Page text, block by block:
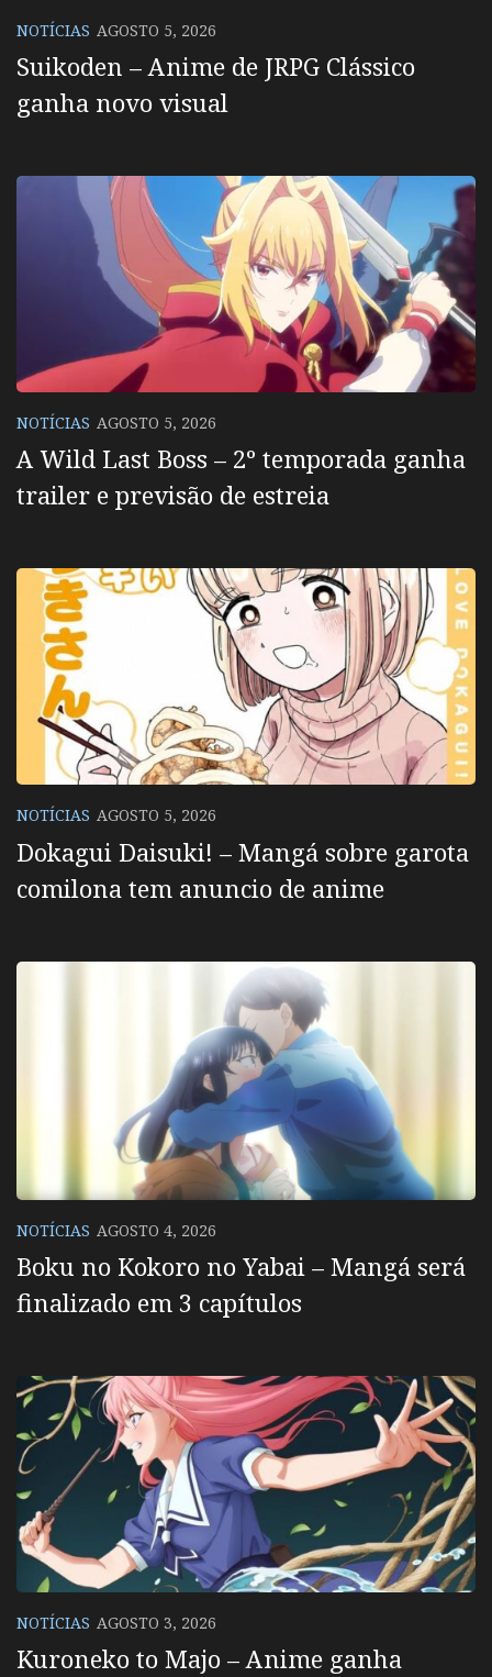
NOTÍCIAS AGOSTO 5, 2026
Suikoden – Anime de JRPG Clássico
ganha novo visual
NOTÍCIAS AGOSTO 5, 2026
A Wild Last Boss – 2º temporada ganha
trailer e previsão de estreia
NOTÍCIAS AGOSTO 5, 2026
Dokagui Daisuki! – Mangá sobre garota
comilona tem anuncio de anime
NOTÍCIAS AGOSTO 4, 2026
Boku no Kokoro no Yabai – Mangá será
finalizado em 3 capítulos
NOTÍCIAS AGOSTO 3, 2026
Kuroneko to Majo – Anime ganha